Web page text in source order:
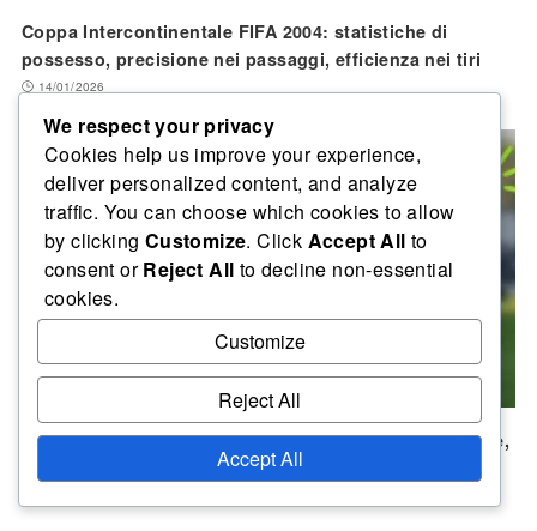
Coppa Intercontinentale FIFA 2004: statistiche di
possesso, precisione nei passaggi, efficienza nei tiri
14/01/2026
Coppa Intercontinentale FIFA 2004: Formazioni tattiche,
Schemi di punteggio, Strategie difensive
We respect your privacy
Cookies help us improve your experience,
deliver personalized content, and analyze
traffic. You can choose which cookies to allow
by clicking Customize. Click Accept All to
consent orReject All to decline non-essential
cookies.
Customize
Reject All
Accept All